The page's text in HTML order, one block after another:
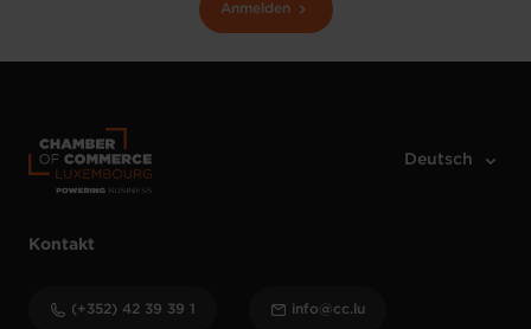
Anmelden
Kontakt
(+352) 42 39 39 1 info@cc.lu